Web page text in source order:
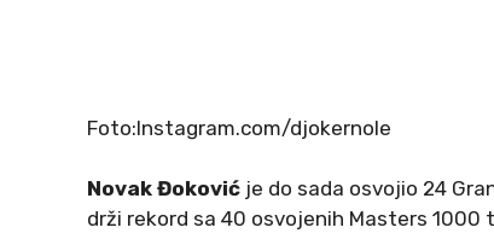
Foto:Instagram.com/djokernole
Novak Đoković je do sada osvojio 24
drži rekord sa 40 osvojenih Masters